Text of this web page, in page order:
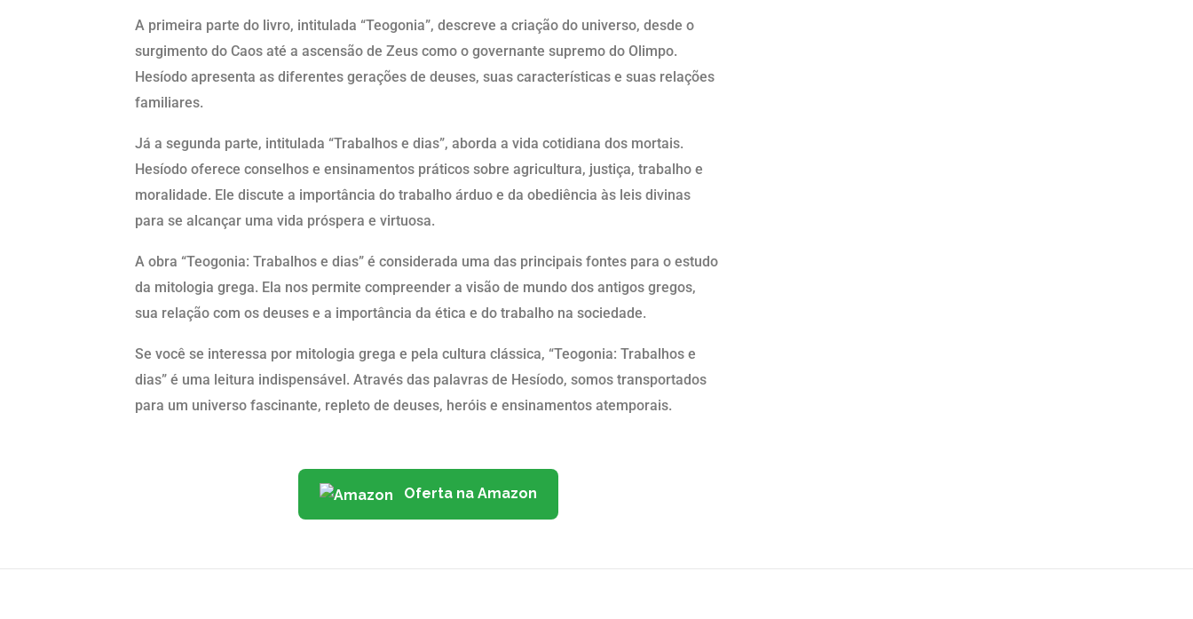
A primeira parte do livro, intitulada “Teogonia”, descreve a criação do universo, desde o
surgimento do Caos até a ascensão de Zeus como o governante supremo do Olimpo.
Hesíodo apresenta as diferentes gerações de deuses, suas características e suas relações
familiares.
Já a segunda parte, intitulada “Trabalhos e dias”, aborda a vida cotidiana dos mortais.
Hesíodo oferece conselhos e ensinamentos práticos sobre agricultura, justiça, trabalho e
moralidade. Ele discute a importância do trabalho árduo e da obediência às leis divinas
para se alcançar uma vida próspera e virtuosa.
A obra “Teogonia: Trabalhos e dias” é considerada uma das principais fontes para o estudo
da mitologia grega. Ela nos permite compreender a visão de mundo dos antigos gregos,
sua relação com os deuses e a importância da ética e do trabalho na sociedade.
Se você se interessa por mitologia grega e pela cultura clássica, “Teogonia: Trabalhos e
dias” é uma leitura indispensável. Através das palavras de Hesíodo, somos transportados
para um universo fascinante, repleto de deuses, heróis e ensinamentos atemporais.
Oferta na Amazon